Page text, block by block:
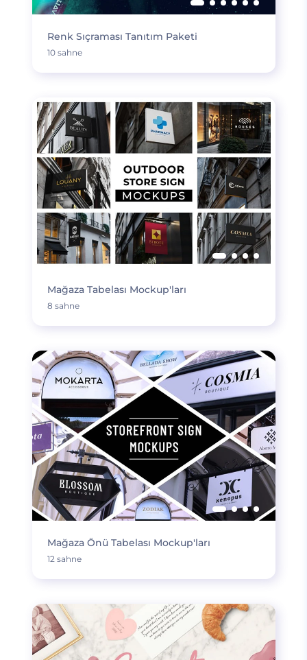
Renk Sıçraması Tanıtım Paketi
10 sahne
Mağaza Tabelası Mockup'ları
8 sahne
Mağaza Önü Tabelası Mockup'ları
12 sahne